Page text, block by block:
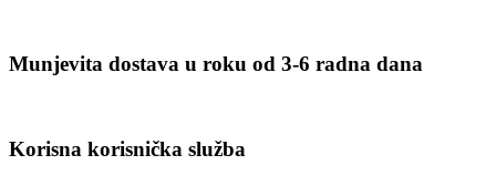
Munjevita dostava u roku od 3-6 radna dana
Korisna korisnička služba